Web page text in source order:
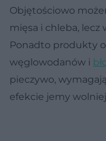
Objętościowo
mięsa i chleba,
Ponadto produkty
węglowodanów i
pieczywo,
efekcie jemy